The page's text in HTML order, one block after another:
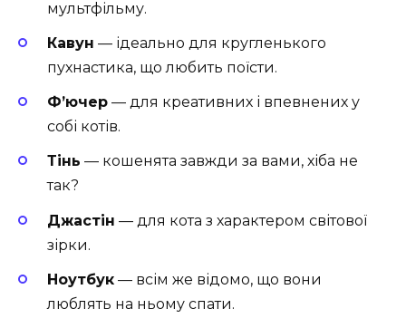
мультфільму.
Кавун — ідеально для кругленького
пухнастика, що любить поїсти.
Ф’ючер — для креативних і впевнених у
собі котів.
Тінь — кошенята завжди за вами, хіба не
так?
Джастін — для кота з характером світової
зірки.
Ноутбук — всім же відомо, що вони
люблять на ньому спати.